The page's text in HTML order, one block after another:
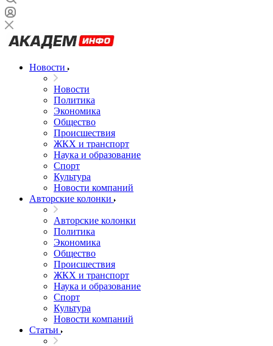
Новости
Новости
Политика
Экономика
Общество
Происшествия
ЖКХ и транспорт
Наука и образование
Спорт
Культура
Новости компаний
Авторские колонки
Авторские колонки
Политика
Экономика
Общество
Происшествия
ЖКХ и транспорт
Наука и образование
Спорт
Культура
Новости компаний
Статьи